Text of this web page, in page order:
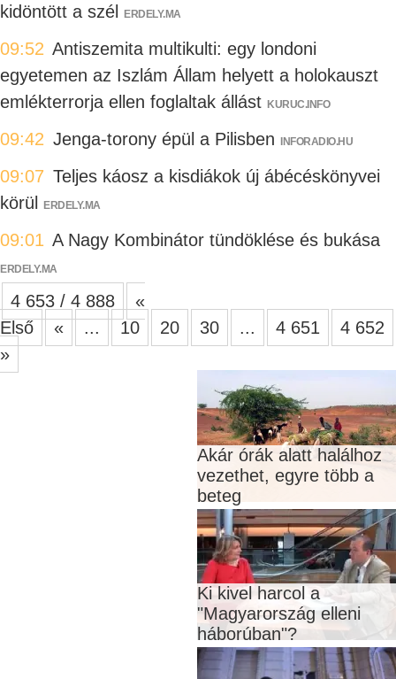
kidöntött a szél
ERDELY.MA
09:52 Antiszemita multikulti: egy londoni
egyetemen az Iszlám Állam helyett a holokauszt
emlékterrorja ellen foglaltak állást KURUC.INFO
09:42 Jenga-torony épül a Pilisben INFORADIO.HU
09:07 Teljes káosz a kisdiákok új ábécéskönyvei
körül
ERDELY.MA
09:01 A Nagy Kombinátor tündöklése és bukása
ERDELY.MA
4 653 / 4 888
«
Első
« ... 10 20 30 ... 4 651
4 652
»
Akár órák alatt halálhoz
vezethet, egyre több a
beteg
Ki kivel harcol a
"Magyarország elleni
háborúban"?